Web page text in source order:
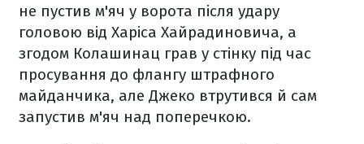
не пустив м'яч у ворота після удару
головою від Харіса Хайрадиновича, а
згодом Колашинац грав у стінку під час
просування до флангу штрафного
майданчика, але Джеко втрутився й сам
запустив м'яч над поперечкою.